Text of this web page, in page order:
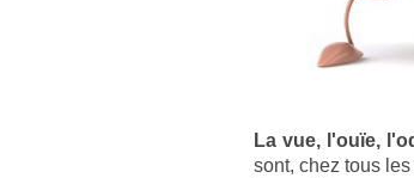
La vue, l'ouïe,
sont, chez tous